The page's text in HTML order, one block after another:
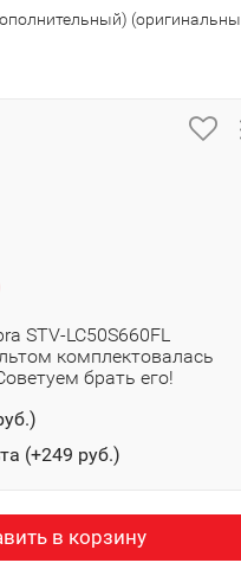
STV-LC50S660FL
комплектовалась
брать его!
)
(+249 руб.)
в корзину